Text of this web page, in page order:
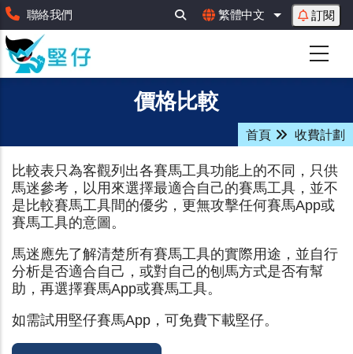
移
至
主
內
容
聯絡我們 繁體中文 列出額外動作
訂閱
價格比較
首頁 收費計劃
比較表只為客觀列出各賽馬工具功能上的不同，只供
馬迷參考，以用來選擇最適合自己的賽馬工具，並不
是比較賽馬工具間的優劣，更無攻擊任何賽馬App或
賽馬工具的意圖。
馬迷應先了解清楚所有賽馬工具的實際用途，並自行
分析是否適合自己，或對自己的刨馬方式是否有幫
助，再選擇賽馬App或賽馬工具。
如需試用堅仔賽馬App，可免費下載堅仔。